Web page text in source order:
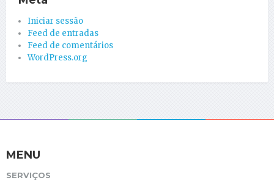
Iniciar sessão
Feed de entradas
Feed de comentários
WordPress.org
MENU
SERVIÇOS